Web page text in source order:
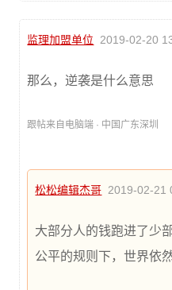
监理加盟单位 2019-02-20
那么，逆袭是什么意思
跟帖来自电脑端 · 中国广东深圳
松松编辑杰哥 2019-02-21
大部分人的钱跑进了少
公平的规则下，世界依